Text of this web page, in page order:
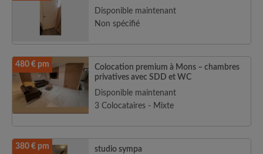
Disponible maintenant
Non spécifié
480 € pm
Colocation premium à Mons – chambres
privatives avec SDD et WC
Disponible maintenant
3 Colocataires - Mixte
380 € pm
studio sympa